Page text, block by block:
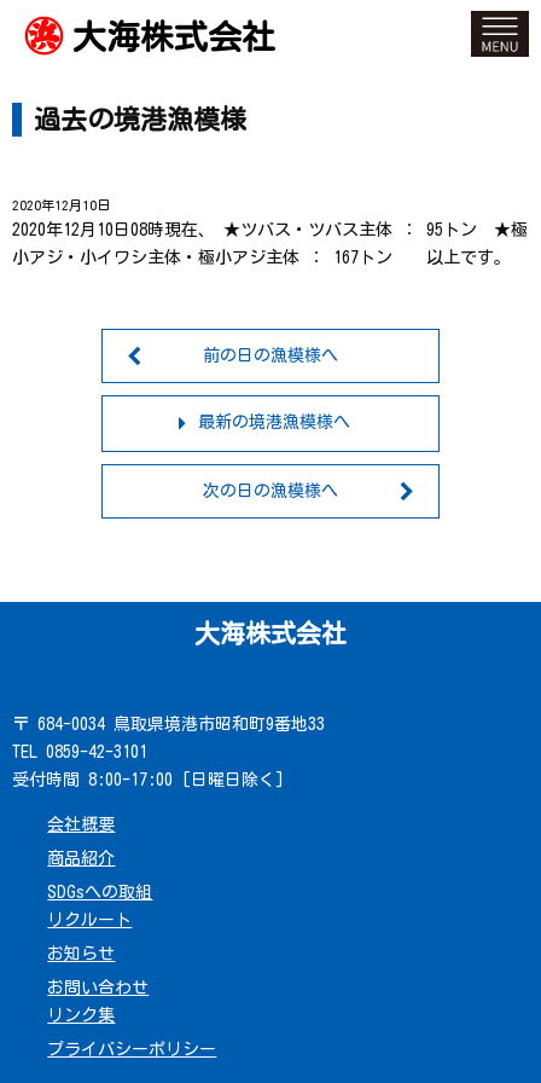
大海株式会社
過去の境港漁模様
2020年12月10日
2020年12月10日08時現在、 ★ツバス・ツバス主体 ： 95トン ★極
小アジ・小イワシ主体・極小アジ主体 ： 167トン 以上です。
前の日の漁模様へ
最新の境港漁模様へ
次の日の漁模様へ
大海株式会社
〒 684-0034 鳥取県境港市昭和町9番地33
TEL 0859-42-3101
受付時間 8:00-17:00 [日曜日除く]
会社概要
商品紹介
SDGsへの取組
リクルート
お知らせ
お問い合わせ
リンク集
プライバシーポリシー